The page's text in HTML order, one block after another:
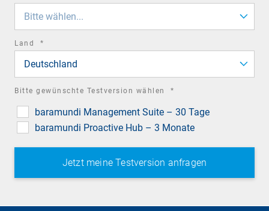
Bitte wählen...
Land *
Deutschland
Bitte gewünschte Testversion wählen *
baramundi Management Suite – 30 Tage
baramundi Proactive Hub – 3 Monate